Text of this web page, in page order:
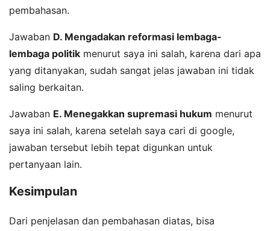
pembahasan.
Jawaban D. Mengadakan reformasi lembaga-
lembaga politik menurut saya ini salah, karena dari apa
yang ditanyakan, sudah sangat jelas jawaban ini tidak
saling berkaitan.
Jawaban E. Menegakkan supremasi hukum menurut
saya ini salah, karena setelah saya cari di google,
jawaban tersebut lebih tepat digunkan untuk
pertanyaan lain.
Kesimpulan
Dari penjelasan dan pembahasan diatas, bisa